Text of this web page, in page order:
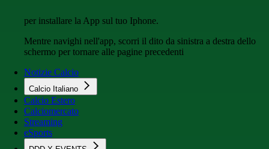
per installare la App sul tuo Iphone.
Mentre navighi nell'app, scorri il dito da sinistra a destra dello
schermo per tornare alle pagine precedenti
Notizie Calcio
Calcio Italiano
Calcio Estero
Calciomercato
Streaming
eSports